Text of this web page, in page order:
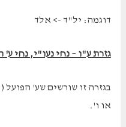
דוגמה: יל"ד -> אלד
גזרת ע"ו – נחי נעו"י, נחי ע'
בגזרה זו שורשים שע'
או ו'.